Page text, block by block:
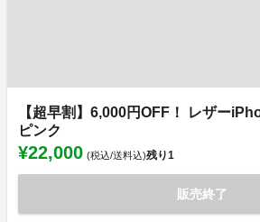
【超早割】6,000円OFF！ レザー
ピンク
¥22,000 (税込/送料込)残り1
販売終了